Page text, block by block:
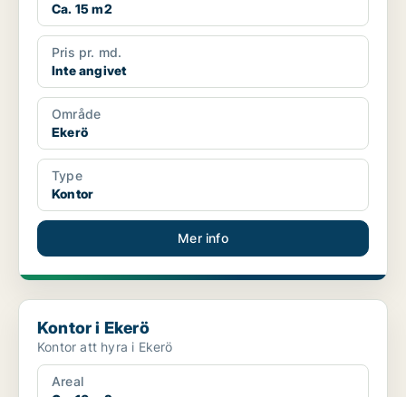
Ca. 15 m2
Pris pr. md.
Inte angivet
Område
Ekerö
Type
Kontor
Mer info
Kontor i Ekerö
Kontor i Ekerö
Kontor att hyra i Ekerö
Areal